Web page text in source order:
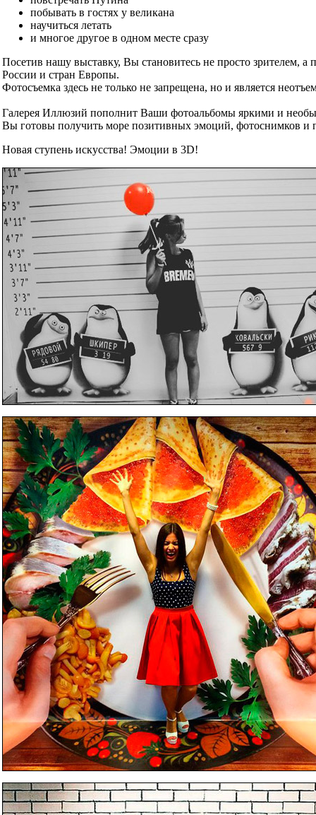
побывать в гостях у великана
научиться летать
и многое другое в одном месте сразу
Посетив нашу выставку, Вы становитесь не просто зрителем,
России и стран Европы.
Фотосъемка здесь не только не запрещена, но и является
Галерея Иллюзий пополнит Ваши фотоальбомы яркими и
Вы готовы получить море позитивных эмоций, фотоснимков и
Новая ступень искусства! Эмоции в 3D!